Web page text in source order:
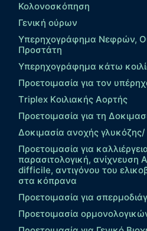
Κολονοσκόπηση
Γενική ούρων
Υπερηχογράφημα Νεφρών,
Προστάτη
Υπερηχογράφημα κάτω
Προετοιμασία για τον
Τriplex Kοιλιακής Αορτής
Προετοιμασία για τη
Δοκιμασία ανοχής
Προετοιμασία για
παρασιτολογική, ανίχνευση
difficile, αντιγόνου του
στα κόπρανα
Προετοιμασία για
Προετοιμασία